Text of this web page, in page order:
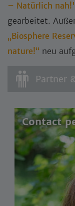
– Natürlich
gearbeitet.
„Biosphere
nature!“ neu
Partner
Contact